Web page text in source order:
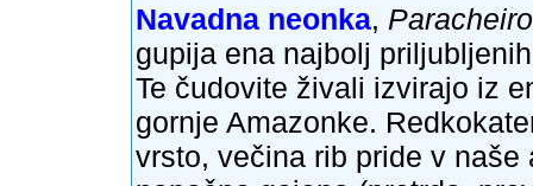
Navadna neonka,
gupija ena najbolj
Te čudovite živali izvirajo iz
gornje Amazonke.
vrsto, večina rib pride v